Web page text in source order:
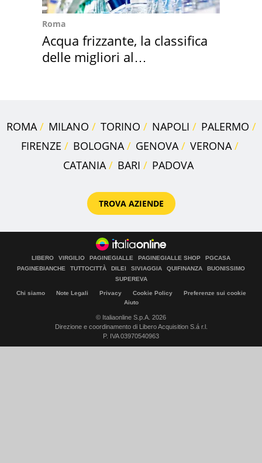
Roma
Acqua frizzante, la classifica
delle migliori al
ROMA MILANO TORINO NAPOLI
PALERMO
FIRENZE
BOLOGNA GENOVA
VERONA
CATANIA
BARI PADOVA
TROVA AZIENDE
LIBERO VIRGILIO PAGINEGIALLE PAGINEGIALLE SHOP
PGCASA
PAGINEBIANCHE
TUTTOCITTÀ DILEI SIVIAGGIA QUIFINANZA
BUONISSIMO
SUPEREVA
Chi siamo Note Legali Privacy Cookie Policy
Preferenze sui cookie
Aiuto
© Italiaonline S.p.A. 2026
Direzione e coordinamento di Libero Acquisition S.á r.l.
P. IVA 03970540963